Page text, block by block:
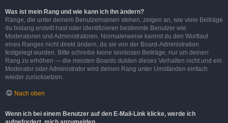
Was ist mein Rang und wie kann ich ihn ändern?
Ränge, die unter deinem Benutzernamen stehen, zeigen an, wie viele Beiträge
du bislang erstellt hast oder identifizieren bestimmte Benutzer wie
Moderatoren und Administratoren. Normalerweise kannst du den Wortlaut
eines Ranges nicht direkt ändern, da sie von der Board-Administration
festgelegt wurden. Bitte schreibe keine sinnlosen Beiträge, nur um deinen
Rang zu erhöhen — die meisten Boards dulden dieses Verhalten nicht und ein
Moderator oder Administrator wird deinen Rang unter Umständen einfach
wieder zurücksetzen.
Nach oben
Wenn ich bei einem Benutzer auf den E-Mail-Link klicke, werde ich